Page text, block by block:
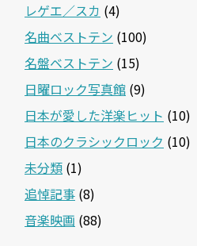
レゲエ／スカ (4)
名曲ベストテン (100)
名盤ベストテン (15)
日曜ロック写真館 (9)
日本が愛した洋楽ヒット (10)
日本のクラシックロック (10)
未分類 (1)
追悼記事 (8)
音楽映画 (88)